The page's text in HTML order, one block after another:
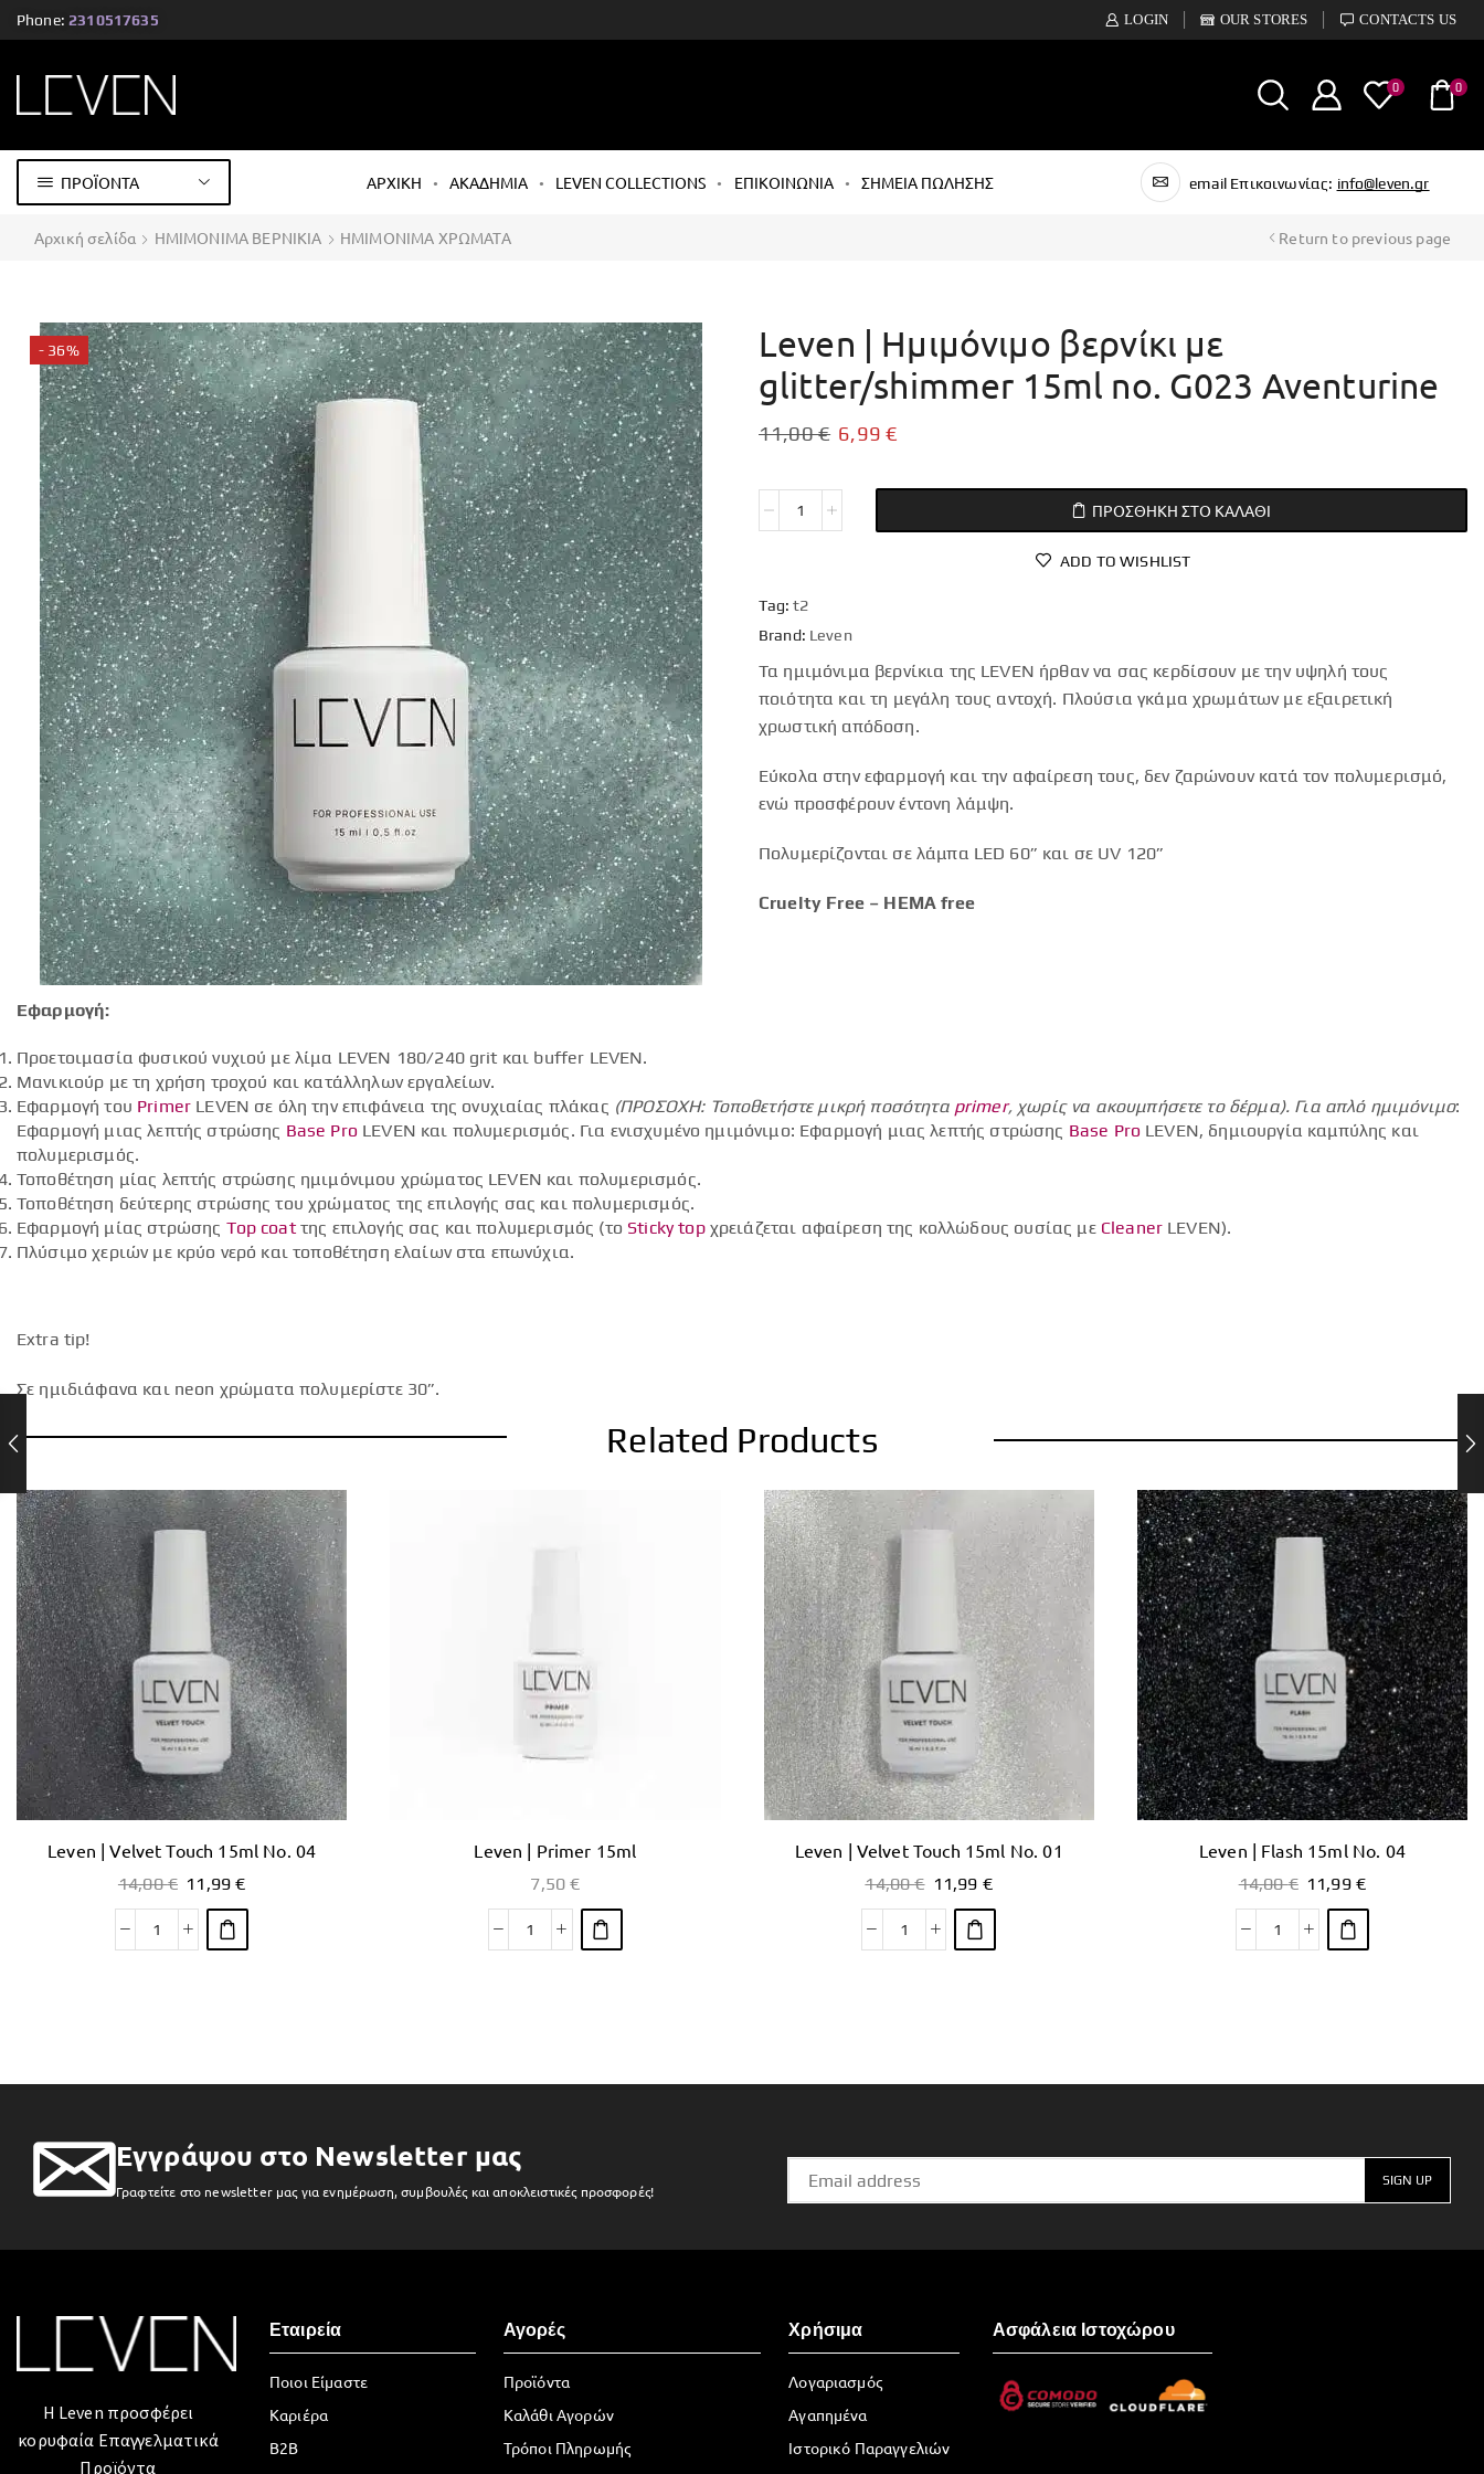
Phone: 2310517635 LOGIN OUR STORES CONTACTS US
0 0
ΠΡΟΪΟΝΤΑ ΑΡΧΙΚΗ ΑΚΑΔΗΜΙΑ LEVEN COLLECTIONS ΕΠΙΚΟΙΝΩΝΙΑ ΣΗΜΕΙΑ ΠΩΛΗΣΗΣ email Επικοινωνίας: info@leven.gr
Αρχική σελίδα ΗΜΙΜΟΝΙΜΑ ΒΕΡΝΙΚΙΑ ΗΜΙΜΟΝΙΜΑ ΧΡΩΜΑΤΑ Return to previous page
- 36%
Leven | Ημιμόνιμο βερνίκι με
glitter/shimmer 15ml no. G023 Aventurine
11,00€ 6,99€
ΠΡΟΣΘΉΚΗ ΣΤΟ ΚΑΛΆΘΙ
ADD TO WISHLIST
Tag: t2
Brand: Leven
Τα ημιμόνιμα βερνίκια της LEVEN ήρθαν να σας κερδίσουν με την υψηλή τους
ποιότητα και τη μεγάλη τους αντοχή. Πλούσια γκάμα χρωμάτων με εξαιρετική
χρωστική απόδοση.
Εύκολα στην εφαρμογή και την αφαίρεση τους, δεν ζαρώνουν κατά τον πολυμερισμό,
ενώ προσφέρουν έντονη λάμψη.
Πολυμερίζονται σε λάμπα LED 60” και σε UV 120”
Cruelty Free – HEMA free
Εφαρμογή:
Προετοιμασία φυσικού νυχιού με λίμα LEVEN 180/240 grit και buffer LEVEN.
Μανικιούρ με τη χρήση τροχού και κατάλληλων εργαλείων.
Εφαρμογή του Primer LEVEN σε όλη την επιφάνεια της ονυχιαίας πλάκας (ΠΡΟΣΟΧΗ: Τοποθετήστε μικρή ποσότητα primer, χωρίς να ακουμπήσετε το δέρμα). Για απλό ημιμόνιμο:
Εφαρμογή μιας λεπτής στρώσης Base ProLEVEN και πολυμερισμός. Για ενισχυμένο ημιμόνιμο: Εφαρμογή μιας λεπτής στρώσης Base Pro LEVEN, δημιουργία καμπύλης και
πολυμερισμός.
Τοποθέτηση μίας λεπτής στρώσης ημιμόνιμου χρώματος LEVEN και πολυμερισμός.
Τοποθέτηση δεύτερης στρώσης του χρώματος της επιλογής σας και πολυμερισμός.
Εφαρμογή μίας στρώσης Top coatτης επιλογής σας και πολυμερισμός (το Sticky topχρειάζεται αφαίρεση της κολλώδους ουσίας με Cleaner LEVEN).
Πλύσιμο χεριών με κρύο νερό και τοποθέτηση ελαίων στα επωνύχια.
Extra tip!
Σε ημιδιάφανα και neon χρώματα πολυμερίστε 30”.
Related Products
Leven | Velvet Touch 15ml No. 04
14,00€ 11,99€
Leven | Primer 15ml
7,50€
Leven | Velvet Touch 15ml No. 01
14,00€ 11,99 €
Leven | Flash 15ml No. 04
14,00€ 11,99 €
Εγγράψου στο Newsletter μας
Γραφτείτε στο newsletter μας για ενημέρωση, συμβουλές και αποκλειστικές προσφορές!
Η Leven προσφέρει
κορυφαία Επαγγελματικά
Προϊόντα
Εταιρεία
Ποιοι Είμαστε
Καριέρα
B2B
Αγορές
Προϊόντα
Καλάθι Αγορών
Τρόποι Πληρωμής
Χρήσιμα
Λογαριασμός
Αγαπημένα
Ιστορικό Παραγγελιών
Ασφάλεια Ιστοχώρου